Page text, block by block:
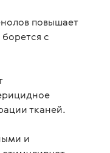
повышает
с
тканей.
и